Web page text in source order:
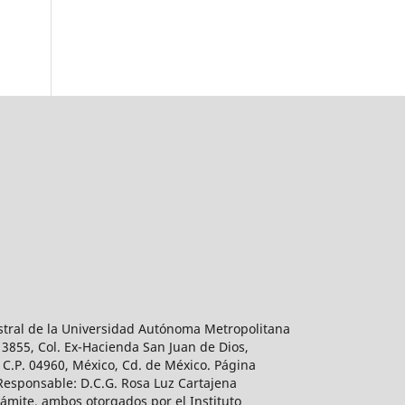
de la Universidad Autónoma Metropolitana
Col. Ex-Hacienda San Juan de Dios,
04960, México, Cd. de México. Página
D.C.G. Rosa Luz Cartajena
ambos otorgados por el Instituto